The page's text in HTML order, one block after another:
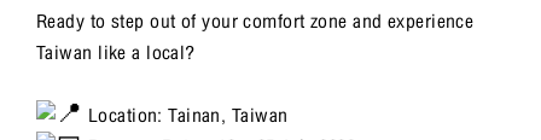
Ready to step out of your comfort zone and experience
Taiwan like a local?
Location: Tainan, Taiwan